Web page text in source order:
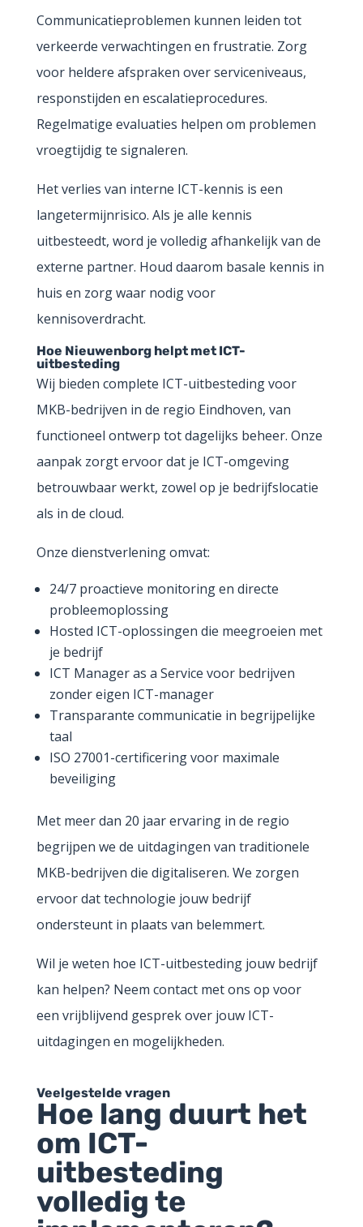
Communicatieproblemen kunnen leiden tot
verkeerde verwachtingen en frustratie. Zorg
voor heldere afspraken over serviceniveaus,
responstijden en escalatieprocedures.
Regelmatige evaluaties helpen om problemen
vroegtijdig te signaleren.
Het verlies van interne ICT-kennis is een
langetermijnrisico. Als je alle kennis
uitbesteedt, word je volledig afhankelijk van de
externe partner. Houd daarom basale kennis in
huis en zorg waar nodig voor
kennisoverdracht.
Hoe Nieuwenborg helpt met ICT-
uitbesteding
Wij bieden complete ICT-uitbesteding voor
MKB-bedrijven in de regio Eindhoven, van
functioneel ontwerp tot dagelijks beheer. Onze
aanpak zorgt ervoor dat je ICT-omgeving
betrouwbaar werkt, zowel op je bedrijfslocatie
als in de cloud.
Onze dienstverlening omvat:
24/7 proactieve monitoring en directe
probleemoplossing
Hosted ICT-oplossingen die meegroeien met
je bedrijf
ICT Manager as a Service voor bedrijven
zonder eigen ICT-manager
Transparante communicatie in begrijpelijke
taal
ISO 27001-certificering voor maximale
beveiliging
Met meer dan 20 jaar ervaring in de regio
begrijpen we de uitdagingen van traditionele
MKB-bedrijven die digitaliseren. We zorgen
ervoor dat technologie jouw bedrijf
ondersteunt in plaats van belemmert.
Wil je weten hoe ICT-uitbesteding jouw bedrijf
kan helpen? Neem contact met ons op voor
een vrijblijvend gesprek over jouw ICT-
uitdagingen en mogelijkheden.
Veelgestelde vragen
Hoe lang duurt het
om ICT-
uitbesteding
volledig te